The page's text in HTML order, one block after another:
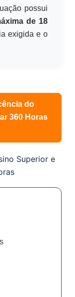
possui
de 18
exigida e o
do
360 Horas
Superior e